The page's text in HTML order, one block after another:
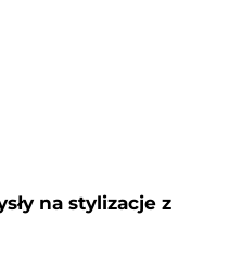
na stylizacje z